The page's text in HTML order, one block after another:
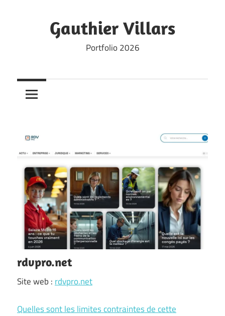
Gauthier Villars
Portfolio 2026
rdvpro.net
Site web : rdvpro.net
Quelles sont les limites contraintes de cette